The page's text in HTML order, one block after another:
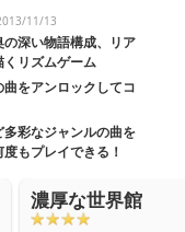
11/13
深い物語構成、リア
リズムゲーム
をアンロックしてコ
彩なジャンルの曲を
もプレイできる！
濃厚な世界館